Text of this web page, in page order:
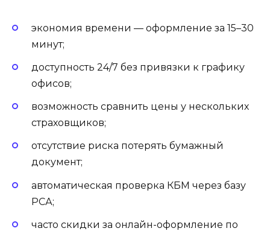
экономия времени — оформление за 15–30
минут;
доступность 24/7 без привязки к графику
офисов;
возможность сравнить цены у нескольких
страховщиков;
отсутствие риска потерять бумажный
документ;
автоматическая проверка КБМ через базу
РСА;
часто скидки за онлайн-оформление по